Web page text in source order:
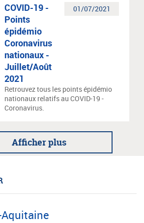
01/07/2021
COVID-19 -
Points
épidémio
Coronavirus
nationaux -
Juillet/Août
2021
Retrouvez tous les points épidémio
nationaux relatifs au COVID-19 -
Coronavirus.
Afficher plus